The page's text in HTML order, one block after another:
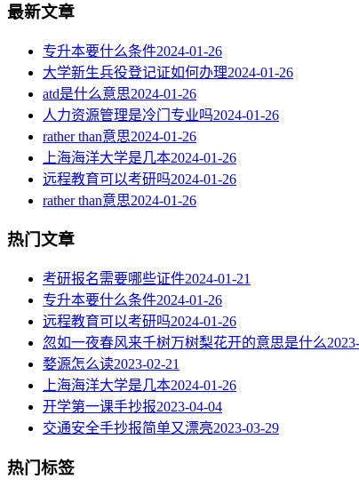
最新文章
专升本要什么条件2024-01-26
大学新生兵役登记证如何办理2024-01-26
atd是什么意思2024-01-26
人力资源管理是冷门专业吗2024-01-26
rather than意思2024-01-26
上海海洋大学是几本2024-01-26
远程教育可以考研吗2024-01-26
rather than意思2024-01-26
热门文章
考研报名需要哪些证件2024-01-21
专升本要什么条件2024-01-26
远程教育可以考研吗2024-01-26
忽如一夜春风来千树万树梨花开的意思是什么
婺源怎么读2023-02-21
上海海洋大学是几本2024-01-26
开学第一课手抄报2023-04-04
交通安全手抄报简单又漂亮2023-03-29
热门标签